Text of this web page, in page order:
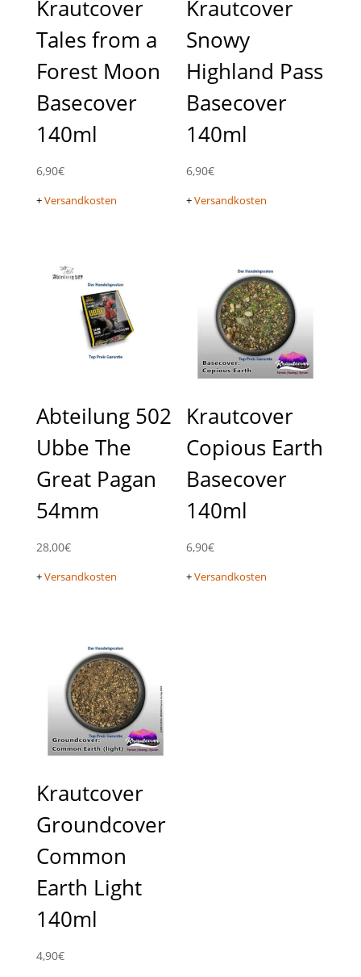
Krautcover
Tales from a
Forest Moon
Basecover
140ml
6,90€
+Versandkosten
Krautcover
Snowy
Highland Pass
Basecover
140ml
6,90€
+Versandkosten
Abteilung 502
Ubbe The
Great Pagan
54mm
28,00€
+Versandkosten
Krautcover
Copious Earth
Basecover
140ml
6,90€
+Versandkosten
Krautcover
Groundcover
Common
Earth Light
140ml
4,90€